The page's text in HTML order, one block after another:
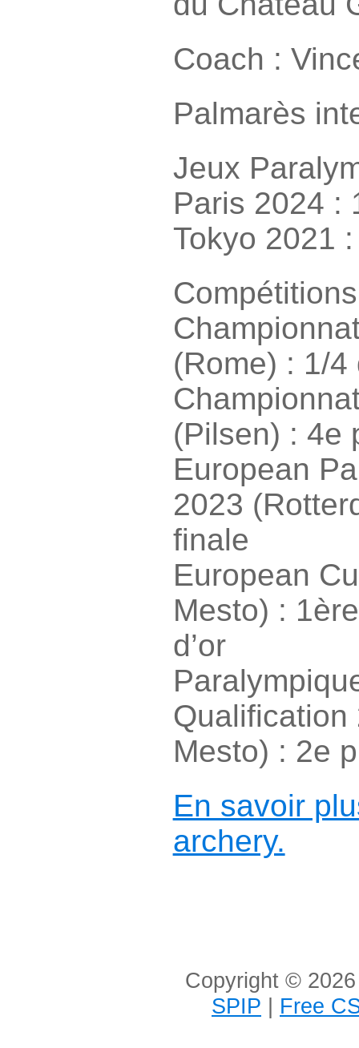
Coach :
Palmarès
Jeux
Paris 2024 :
Tokyo 2021
(Rome) : 1/4
(Pilsen) : 4e
European
2023
finale
European
Mesto) :
d’or
Qualification
Mesto) : 2e
En savoir
archery.
Copyright ©
SPIP | Free